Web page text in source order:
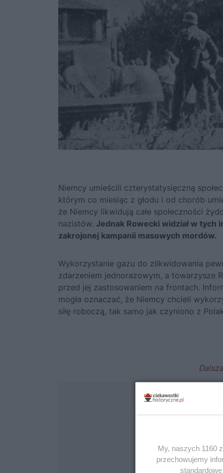
Niemcy umieścili czterystatysięczną
którym co miesiąc z głodu i od chorób
że Niemcy likwidują całe społeczności
nazistów. Jednak Rowecki widział w tych
zakrojonej kampanii masowych mordów.
Wykorzystanie gazu do zlikwidowania
zdarzeniem jednorazowym, a towarzysze
przed jej zastosowaniem na frontach.
mogła oznaczać, że Niemcy chcieli
siłę roboczą, tak samo jak czyniono z
My, naszych 1160
przechowujemy